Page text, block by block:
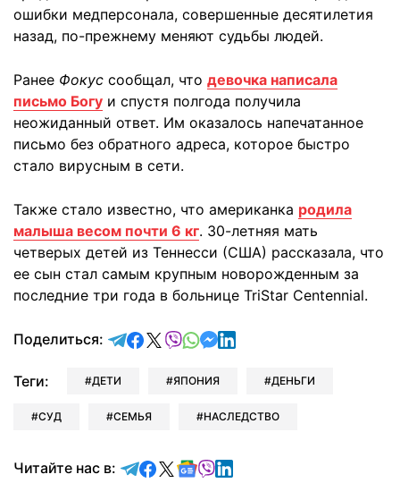
ошибки медперсонала, совершенные десятилетия
назад, по-прежнему меняют судьбы людей.
Ранее Фокус сообщал, что девочка написала
письмо Богу и спустя полгода получила
неожиданный ответ. Им оказалось напечатанное
письмо без обратного адреса, которое быстро
стало вирусным в сети.
Также стало известно, что американка родила
малыша весом почти 6 кг. 30-летняя мать
четверых детей из Теннесси (США) рассказала, что
ее сын стал самым крупным новорожденным за
последние три года в больнице TriStar Centennial.
Поделиться: отправить в Telegram
поделиться в Facebook
поделиться в X
отправить в Viber
отправить в Whatsapp
отправить в Messenger
отправить в LinkedIn
Теги: ДЕТИ ЯПОНИЯ ДЕНЬГИ
СУД СЕМЬЯ НАСЛЕДСТВО
Читайте нас в: Читайте в Telegram
Читайте в Facebook
Читайте в X
Читайте в Google news
Читайте в Viber
Читайте в LinkedIn